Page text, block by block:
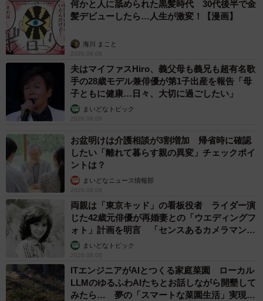
何かと人に舐められた黒髪時代 30代後半で金
髪デビューしたら…人生が激変！【漫画】
海川 まこと
2026.08.08
夫はマイファスHiro、義父母も義兄も超有名歌
手の28歳モデル兼俳優が第1子出産を報告「母
子ともに健康…日々、大切に過ごしたい」
まいどなトピック
2026.08.08
お盆明けは介護相談が3割増加 帰省時に確認
したい「離れて暮らす親の異変」チェックポイ
ントは？
まいどなニュース情報部
2026.08.08
両親は「東京キッド」の看板役者 ライダー演
じた42歳元俳優が再婚妻との「ウエディングフ
ォト」計画を明言 「センスあるカメラマン求
む」まいどなトピック
2026.08.08
ITエンジニアがAIとつくる家庭菜園 ローカル
LLMのゆるふわAIたちとお話しながら開墾して
みたら… 夢の「スマートな菜園生活」実現な